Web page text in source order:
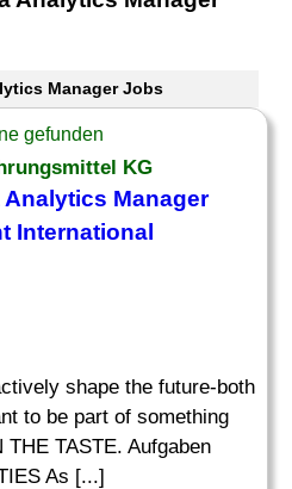
Manager Jobs
gefunden
KG
Analytics Manager
International
shape the future-both
to be part of something
TASTE. Aufgaben
As [...]